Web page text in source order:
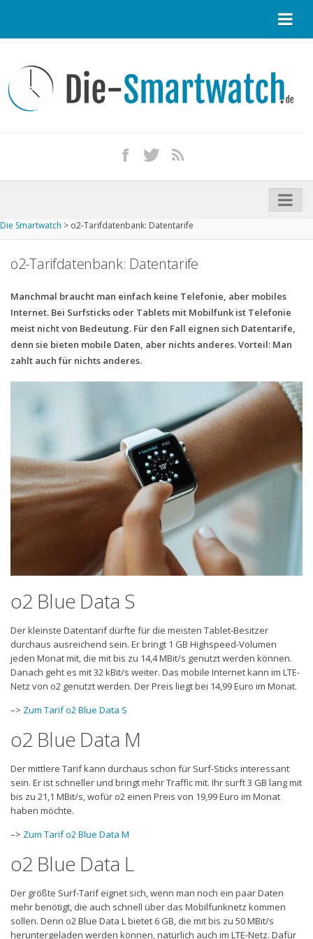
Kontakt / Tipp geben
Impressum
iPhone kaufen
Startseite
Aktuelle Smartwatches im Test
Marken und Modelle
BASE
Smartphonetarife
Prepaid-Tarife
Datentarife
Flatrate-Prepaidtarife
Mobilfunk-Vergleichsrechner
Mobilfunk-Tarifrechner
Flatrate-Datentarife
Die Smartwatch > o2-Tarifdatenbank: Datentarife
o2-Tarifdatenbank: Datentarife
Manchmal braucht man einfach keine Telefonie, aber mobiles
Internet. Bei Surfsticks oder Tablets mit Mobilfunk ist Telefonie
meist nicht von Bedeutung. Für den Fall eignen sich Datentarife,
denn sie bieten mobile Daten, aber nichts anderes. Vorteil: Man
zahlt auch für nichts anderes.
o2 Blue Data S
Der kleinste Datentarif dürfte für die meisten Tablet-Besitzer
durchaus ausreichend sein. Er bringt 1 GB Highspeed-Volumen
jeden Monat mit, die mit bis zu 14,4 MBit/s genutzt werden können.
Danach geht es mit 32 kBit/s weiter. Das mobile Internet kann im LTE-
Netz von o2 genutzt werden. Der Preis liegt bei 14,99 Euro im Monat.
–> Zum Tarif o2 Blue Data S
o2 Blue Data M
Der mittlere Tarif kann durchaus schon für Surf-Sticks interessant
sein. Er ist schneller und bringt mehr Traffic mit. Ihr surft 3 GB lang mit
bis zu 21,1 MBit/s, wofür o2 einen Preis von 19,99 Euro im Monat
haben möchte.
–> Zum Tarif o2 Blue Data M
o2 Blue Data L
Der größte Surf-Tarif eignet sich, wenn man noch ein paar Daten
mehr benötigt, die auch schnell über das Mobilfunknetz kommen
sollen. Denn o2 Blue Data L bietet 6 GB, die mit bis zu 50 MBit/s
heruntergeladen werden können, natürlich auch im LTE-Netz. Dafür